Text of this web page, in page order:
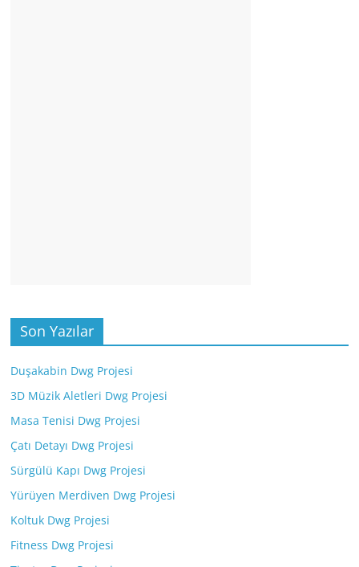
Son Yazılar
Duşakabin Dwg Projesi
3D Müzik Aletleri Dwg Projesi
Masa Tenisi Dwg Projesi
Çatı Detayı Dwg Projesi
Sürgülü Kapı Dwg Projesi
Yürüyen Merdiven Dwg Projesi
Koltuk Dwg Projesi
Fitness Dwg Projesi